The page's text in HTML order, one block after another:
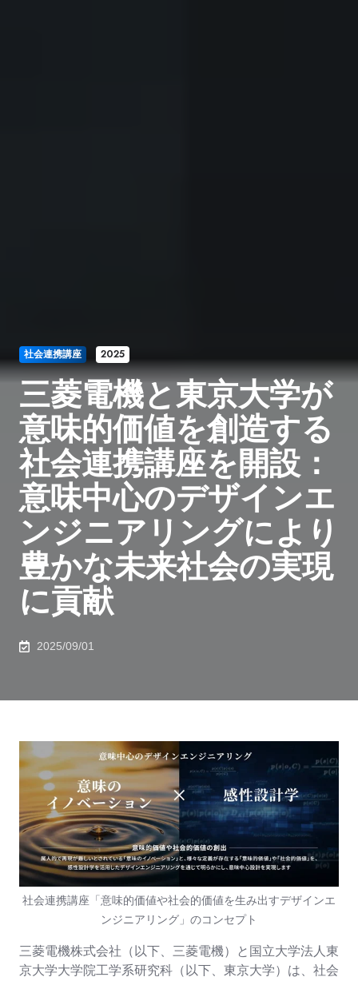
社会連携講座 2025
三菱電機と東京大学が
意味的価値を創造する
社会連携講座を開設：
意味中心のデザインエ
ンジニアリングにより
豊かな未来社会の実現
に貢献
2025/09/01
社会連携講座「意味的価値や社会的価値を生み出すデザインエ
ンジニアリング」のコンセプト
三菱電機株式会社（以下、三菱電機）と国立大学法人東
京大学大学院工学系研究科（以下、東京大学）は、社会